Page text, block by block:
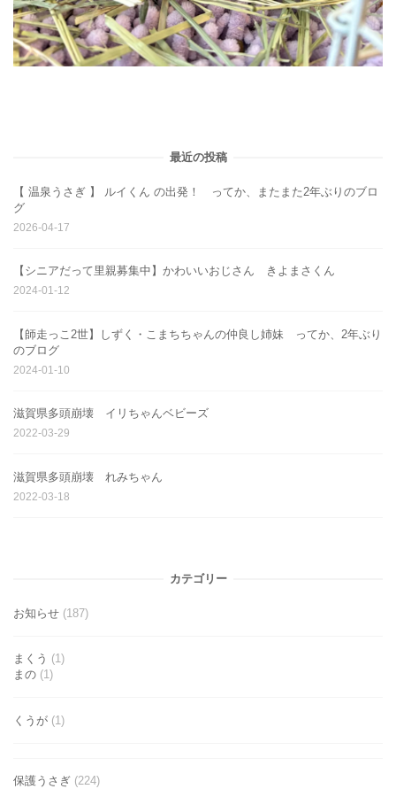
最近の投稿
【 温泉うさぎ 】 ルイくん の出発！ ってか、またまた2年ぶりのブロ
グ
2026-04-17
【シニアだって里親募集中】かわいいおじさん きよまさくん
2024-01-12
【師走っこ2世】しずく・こまちちゃんの仲良し姉妹 ってか、2年ぶり
のブログ
2024-01-10
滋賀県多頭崩壊 イリちゃんベビーズ
2022-03-29
滋賀県多頭崩壊 れみちゃん
2022-03-18
カテゴリー
お知らせ (187)
まくう (1)
まの (1)
くうが (1)
保護うさぎ (224)